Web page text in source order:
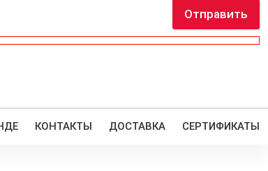
Отправить
КОНТАКТЫ ДОСТАВКА СЕРТИФИКАТЫ